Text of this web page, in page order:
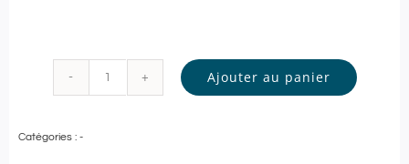
Ajouter au panier
Catégories : -